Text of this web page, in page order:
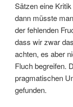
Sätzen eine
dann müsste
der fehlenden
dass wir zwar
achten, es aber
Fluch begreifen.
pragmatischen
gefunden.